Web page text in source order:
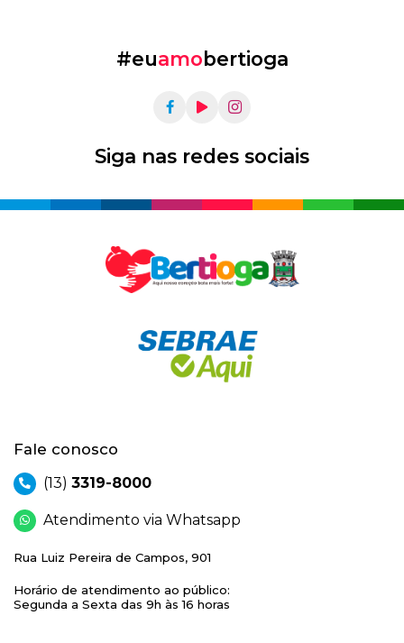
#euamobertioga
Siga nas redes sociais
Fale conosco
(13) 3319-8000
Atendimento via Whatsapp
Rua Luiz Pereira de Campos, 901
Horário de atendimento ao público:
Segunda a Sexta das 9h às 16 horas